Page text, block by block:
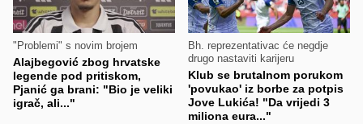
"Problemi" s novim brojem
Alajbegović zbog hrvatske
legende pod pritiskom,
Pjanić ga brani: "Bio je veliki
igrač, ali..."
Bh. reprezentativac će negdje
drugo nastaviti karijeru
Klub se brutalnom porukom
'povukao' iz borbe za potpis
Jove Lukića! "Da vrijedi 3
miliona eura..."